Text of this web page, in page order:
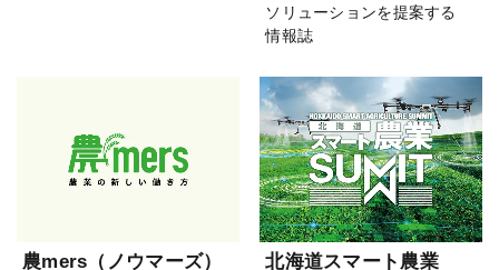
ソリューションを提案する
情報誌
農mers（ノウマーズ）
北海道スマート農業